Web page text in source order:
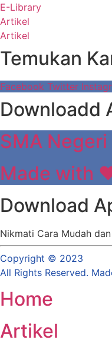
E-Library
Artikel
Artikel
Temukan
Facebook Twitter
Downloadd
SMA
Made with
Download
Nikmati Cara Mudah
Copyright © 2023
All Rights Reserved.
Home
Artikel